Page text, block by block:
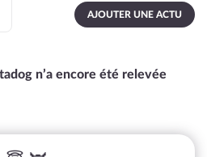
AJOUTER UNE ACTU
n’a encore été relevée